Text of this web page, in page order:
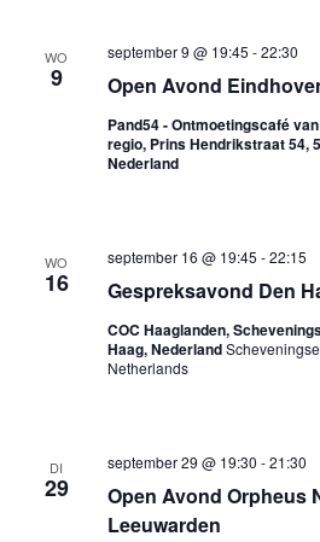
WO
9 Open Avond
september 9 @ 19:45 -22:30
Pand54 - Ontmoetingscafé
regio, Prins Hendrikstraat 54,
Nederland
WO
16 Gespreksavond Den
september 16 @ 19:45 -22:15
COC Haaglanden,
Haag, Nederland
Netherlands
DI
29
Open Avond Orpheus
Leeuwarden
september 29 @ 19:30 -21:30